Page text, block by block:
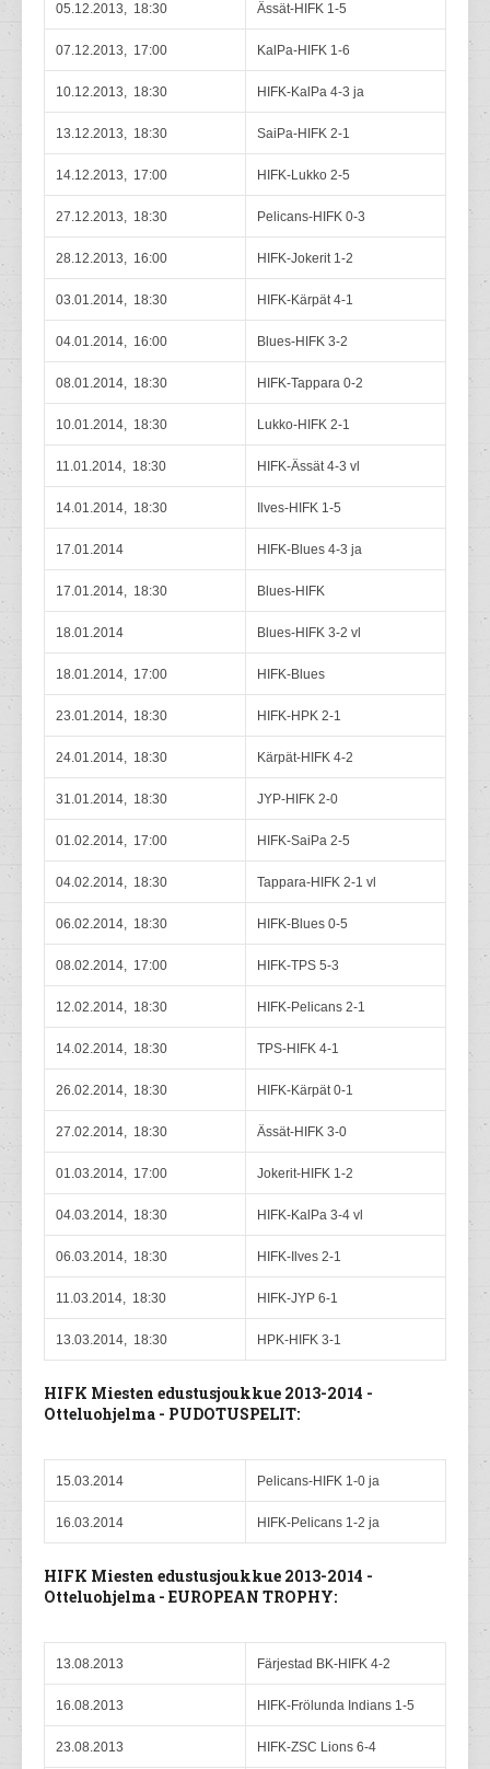
05.12.2013, 18:30 Ässät-HIFK 1-5
07.12.2013, 17:00 KalPa-HIFK 1-6
10.12.2013, 18:30 HIFK-KalPa 4-3 ja
13.12.2013, 18:30 SaiPa-HIFK 2-1
14.12.2013, 17:00 HIFK-Lukko 2-5
27.12.2013, 18:30 Pelicans-HIFK 0-3
28.12.2013, 16:00 HIFK-Jokerit 1-2
03.01.2014, 18:30 HIFK-Kärpät 4-1
04.01.2014, 16:00 Blues-HIFK 3-2
08.01.2014, 18:30 HIFK-Tappara 0-2
10.01.2014, 18:30 Lukko-HIFK 2-1
11.01.2014, 18:30 HIFK-Ässät 4-3 vl
14.01.2014, 18:30 Ilves-HIFK 1-5
17.01.2014 HIFK-Blues 4-3 ja
17.01.2014, 18:30 Blues-HIFK
18.01.2014 Blues-HIFK 3-2 vl
18.01.2014, 17:00 HIFK-Blues
23.01.2014, 18:30 HIFK-HPK 2-1
24.01.2014, 18:30 Kärpät-HIFK 4-2
31.01.2014, 18:30 JYP-HIFK 2-0
01.02.2014, 17:00 HIFK-SaiPa 2-5
04.02.2014, 18:30 Tappara-HIFK 2-1 vl
06.02.2014, 18:30 HIFK-Blues 0-5
08.02.2014, 17:00 HIFK-TPS 5-3
12.02.2014, 18:30 HIFK-Pelicans 2-1
14.02.2014, 18:30 TPS-HIFK 4-1
26.02.2014, 18:30 HIFK-Kärpät 0-1
27.02.2014, 18:30 Ässät-HIFK 3-0
01.03.2014, 17:00 Jokerit-HIFK 1-2
04.03.2014, 18:30 HIFK-KalPa 3-4 vl
06.03.2014, 18:30 HIFK-Ilves 2-1
11.03.2014, 18:30 HIFK-JYP 6-1
13.03.2014, 18:30 HPK-HIFK 3-1
HIFK Miesten edustusjoukkue 2013-2014 -
Otteluohjelma - PUDOTUSPELIT:
15.03.2014 Pelicans-HIFK 1-0 ja
16.03.2014 HIFK-Pelicans 1-2 ja
HIFK Miesten edustusjoukkue 2013-2014 -
Otteluohjelma - EUROPEAN TROPHY:
13.08.2013 Färjestad BK-HIFK 4-2
16.08.2013 HIFK-Frölunda Indians 1-5
23.08.2013 HIFK-ZSC Lions 6-4